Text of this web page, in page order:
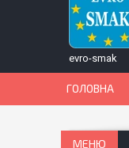
evro-smak
ГОЛОВНА